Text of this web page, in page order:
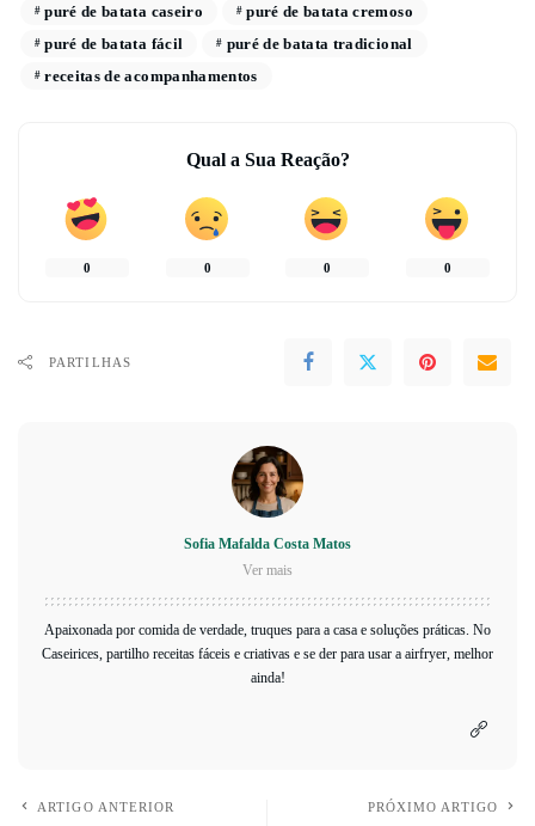
puré de batata caseiro
puré de batata cremoso
puré de batata fácil
puré de batata tradicional
receitas de acompanhamentos
Qual a Sua Reação?
0 0 0 0
PARTILHAS
Sofia Mafalda Costa Matos
Ver mais
Apaixonada por comida de verdade, truques para a casa e soluções práticas. No
Caseirices, partilho receitas fáceis e criativas e se der para usar a airfryer, melhor
ainda!
ARTIGO ANTERIOR PRÓXIMO ARTIGO